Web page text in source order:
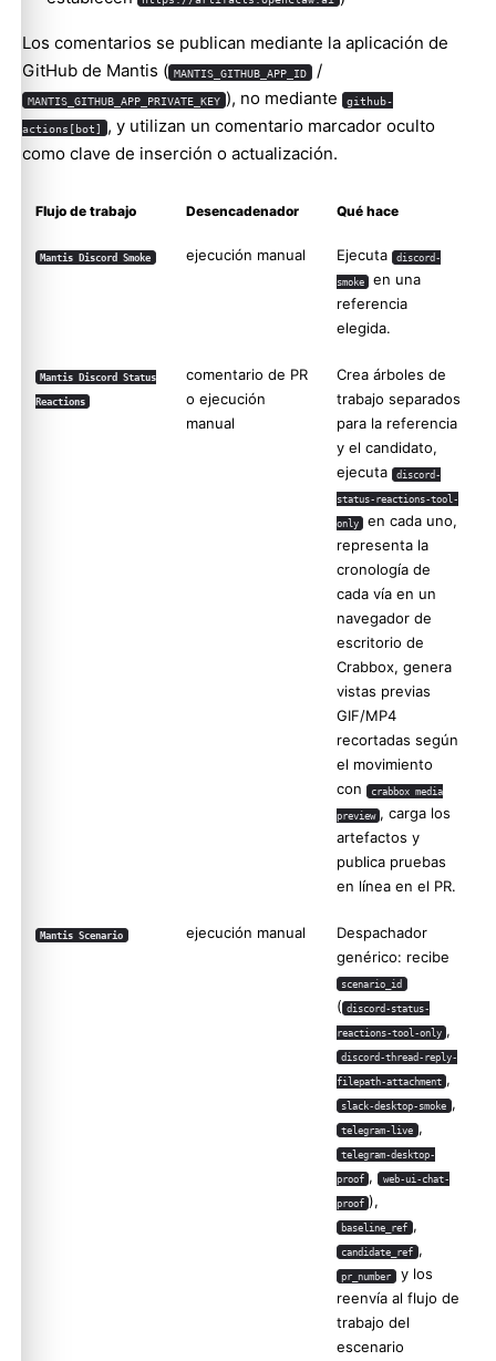
Los comentarios se publican mediante la aplicación de
GitHub de Mantis ( MANTIS_GITHUB_APP_ID /
MANTIS_GITHUB_APP_PRIVATE_KEY ), no mediante github-
actions[bot] , y utilizan un comentario marcador oculto
como clave de inserción o actualización.
Flujo de trabajo Desencadenador Qué hace
Mantis Discord Smoke ejecución manual Ejecuta discord-
smoke
en una
referencia
elegida.
Mantis Discord Status
Reactions
comentario de PR
o ejecución
manual
Crea árboles de
trabajo separados
para la referencia
y el candidato,
ejecuta
discord-
status-reactions-tool-
only
en cada uno,
representa la
cronología de
cada vía en un
navegador de
escritorio de
Crabbox, genera
vistas previas
GIF/MP4
recortadas según
el movimiento
con
crabbox media
preview , carga los
artefactos y
publica pruebas
en línea en el PR.
Mantis Scenario ejecución manual
Despachador
genérico: recibe
scenario_id
( discord-status-
reactions-tool-only ,
discord-thread-reply-
filepath-attachment ,
slack-desktop-smoke ,
telegram-live ,
telegram-desktop-
proof , web-ui-chat-
proof ),
baseline_ref ,
candidate_ref ,
pr_number y los
reenvía al flujo de
trabajo del
escenario